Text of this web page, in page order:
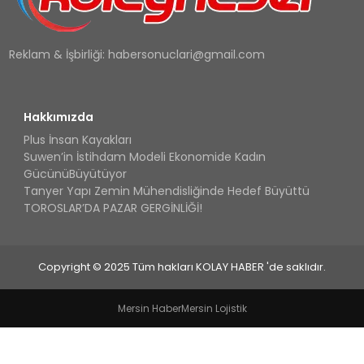
Reklam & İşbirliği: habersonuclari@gmail.com
Hakkımızda
Plus İnsan Kayakları
Suwen’in İstihdam Modeli Ekonomide Kadın
GücünüBüyütüyor
Tanyer Yapı Zemin Mühendisliğinde Hedef Büyüttü
TOROSLAR’DA PAZAR GERGİNLİĞİ!
Copyright © 2025 Tüm hakları KOLAY HABER 'de saklıdır.
Mersin HaberMersin Lojistik